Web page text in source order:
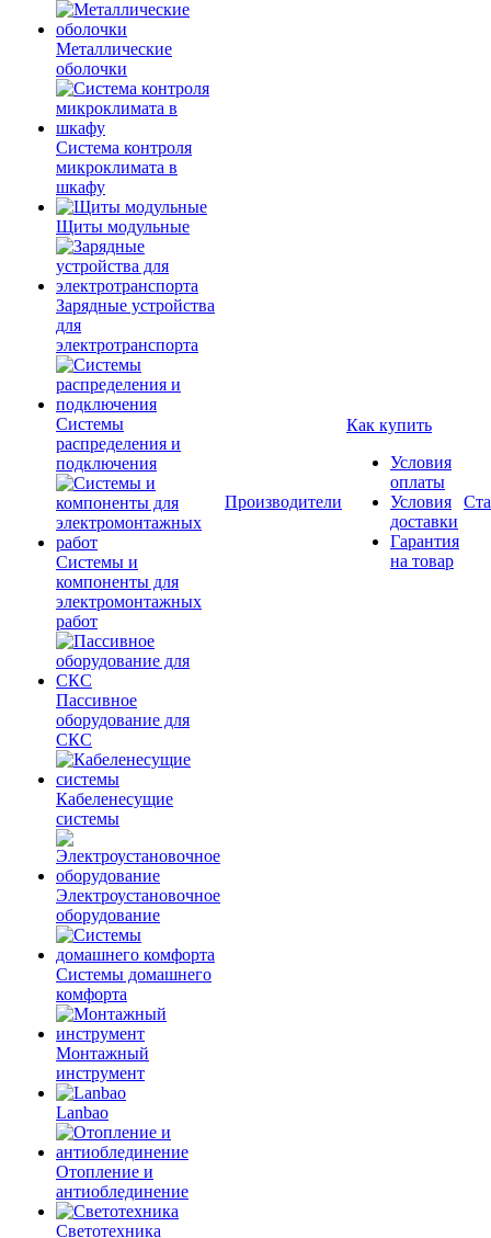
Металлические
оболочки
Система контроля
микроклимата в
шкафу
Щиты модульные
Зарядные устройства
для
электротранспорта
Системы
распределения и
подключения
Системы и
компоненты для
электромонтажных
работ
Пассивное
оборудование для
СКС
Кабеленесущие
системы
Электроустановочное
оборудование
Системы домашнего
комфорта
Монтажный
инструмент
Lanbao
Отопление и
антиоблединение
Светотехника
Производители
Как купить
Условия
оплаты
Условия
доставки
Гарантия
на товар